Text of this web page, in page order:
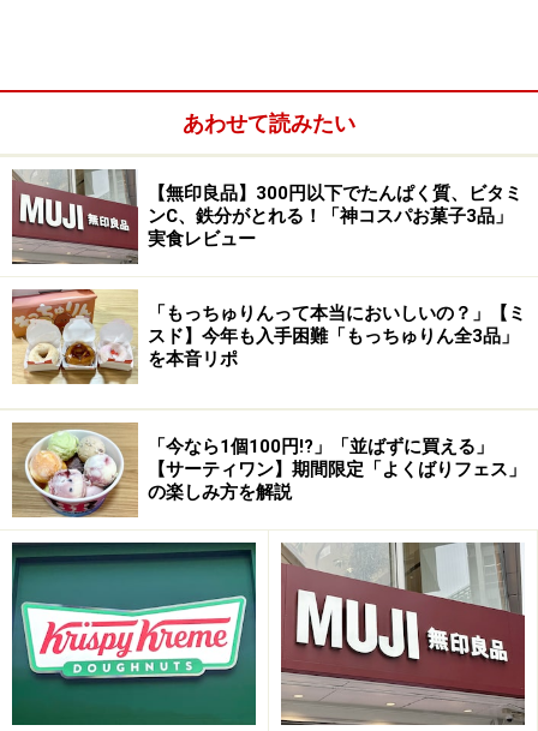
ベイブリッジや青い海が目の前に広がる
青い海に浮かぶ白い船を眺めながらのんびりくつろげる
カフェもあり、心地よい時間を過ごせるお店が色々あり
ますよ。
カリフォルニアスタイルのパイ専門店「Pie
Holic（パイ ホリック）」
パイ専門店「Pie Holic（パイ ホリック）」
あわせて読みたい
【無印良品】300円以下でたんぱく質、ビタミ
ンC、鉄分がとれる！「神コスパお菓子3品」
実食レビュー
「もっちゅりんって本当においしいの？」【ミ
スド】今年も入手困難「もっちゅりん全3品」
を本音リポ
「今なら1個100円!?」「並ばずに買える」
【サーティワン】期間限定「よくばりフェス」
の楽しみ方を解説